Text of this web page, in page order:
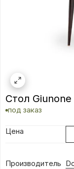
Стол Giunone
под заказ
Цена
Производитель